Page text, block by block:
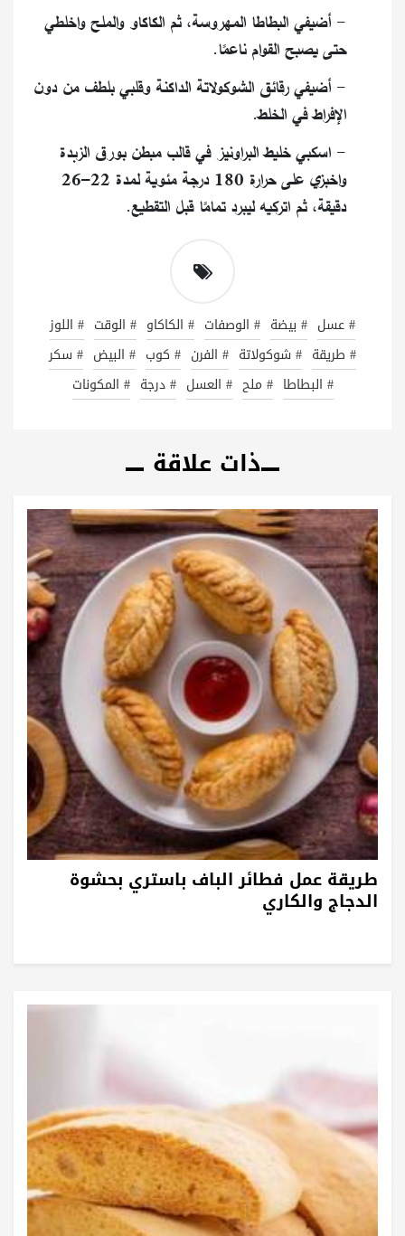
- أضيفي البطاطا المهروسة، ثم الكاكاو والملح واخلطي
حتى يصبح القوام ناعمًا.
- أضيفي رقائق الشوكولاتة الداكنة وقلبي بلطف من دون
الإفراط في الخلط.
- اسكبي خليط البراونيز في قالب مبطن بورق الزبدة
واخبزي على حرارة 180 درجة مئوية لمدة 22–26
دقيقة، ثم اتركيه ليبرد تمامًا قبل التقطيع.
# عسل # بيضة # الوصفات # الكاكاو # الوقت # اللوز
# طريقة # شوكولاتة # الفرن # كوب # البيض # سكر
# البطاطا # ملح # العسل # درجة # المكونات
ذات علاقة
طريقة عمل فطائر الباف باستري بحشوة
الدجاج والكاري